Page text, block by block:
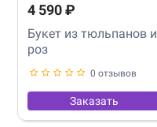
4 590 ₽
Букет из тюльпанов и
роз
0 отзывов
Заказать